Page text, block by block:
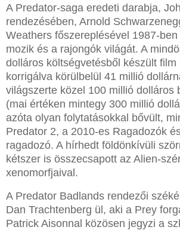
A Predator-saga eredeti darabja,
rendezésében, Arnold
Weathers főszereplésével 1987-
mozik és a rajongók világát. A
dolláros költségvetésből készült film
korrigálva körülbelül 41 millió
világszerte közel 100 millió dolláros
(mai értéken mintegy 300 millió
azóta olyan folytatásokkal bővült,
Predator 2, a 2010-es Ragadozók
ragadozó. A hírhedt földönkívüli
kétszer is összecsapott az Alien-
xenomorfjaival.
A Predator Badlands rendezői
Dan Trachtenberg ül, aki a Prey
Patrick Aisonnal közösen jegyzi a